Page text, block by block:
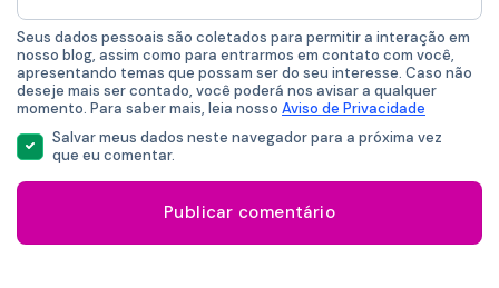
mail
*
Seus dados pessoais são coletados para permitir a interação em
nosso blog, assim como para entrarmos em contato com você,
apresentando temas que possam ser do seu interesse. Caso não
deseje mais ser contado, você poderá nos avisar a qualquer
momento. Para saber mais, leia nosso Aviso de Privacidade
Salvar meus dados neste navegador para a próxima vez
que eu comentar.